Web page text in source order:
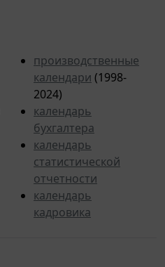
производственные
календари (1998-
2024)
календарь
бухгалтера
календарь
статистической
отчетности
календарь
кадровика